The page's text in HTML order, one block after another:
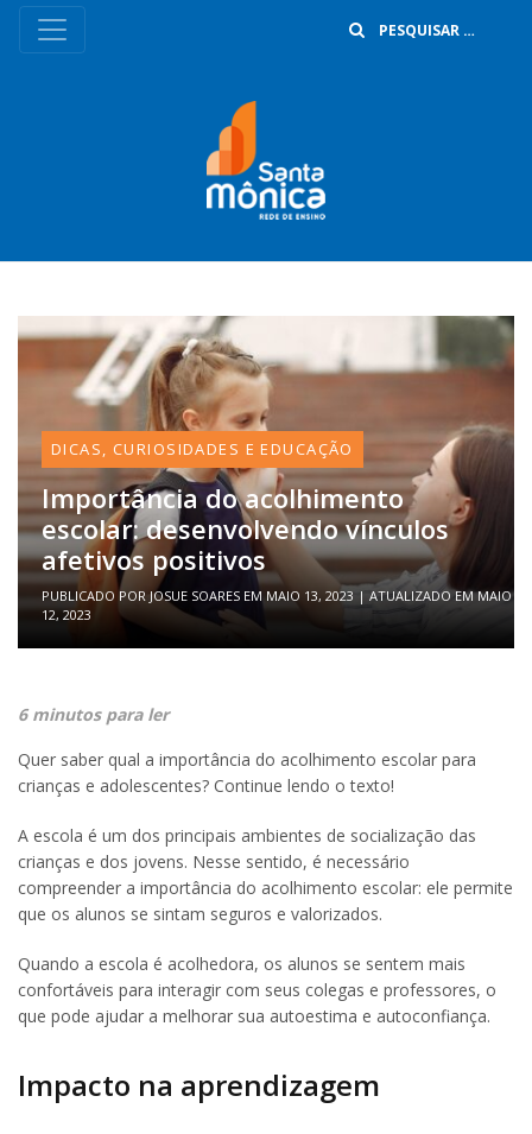
DICAS, CURIOSIDADES E EDUCAÇÃO
Importância do acolhimento
escolar: desenvolvendo vínculos
afetivos positivos
PUBLICADO POR JOSUE SOARES EM MAIO 13, 2023 | ATUALIZADO EMMAIO
12, 2023
6 minutos para ler
Quer saber qual a importância do acolhimento escolar para
crianças e adolescentes? Continue lendo o texto!
A escola é um dos principais ambientes de socialização das
crianças e dos jovens. Nesse sentido, é necessário
compreender a importância do acolhimento escolar: ele permite
que os alunos se sintam seguros e valorizados.
Quando a escola é acolhedora, os alunos se sentem mais
confortáveis para interagir com seus colegas e professores, o
que pode ajudar a melhorar sua autoestima e autoconfiança.
Impacto na aprendizagem